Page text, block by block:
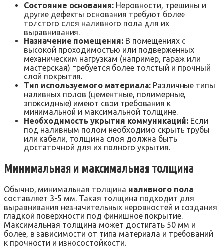
Состояние основания: Неровности, трещины и
другие дефекты основания требуют более
толстого слоя наливного пола для их
выравнивания.
Назначение помещения: В помещениях с
высокой проходимостью или подверженных
механическим нагрузкам (например, гараж или
мастерская) требуется более толстый и прочный
слой покрытия.
Тип используемого материала: Различные типы
наливных полов (цементные, полимерные,
эпоксидные) имеют свои требования к
минимальной и максимальной толщине.
Необходимость укрытия коммуникаций: Если
под наливным полом необходимо скрыть трубы
или кабели, толщина слоя должна быть
достаточной для их полного укрытия.
Минимальная и максимальная толщина
Обычно, минимальная толщина наливного пола
составляет 3-5 мм. Такая толщина подходит для
выравнивания незначительных неровностей и создания
гладкой поверхности под финишное покрытие.
Максимальная толщина может достигать 50 мм и
более, в зависимости от типа материала и требований
к прочности и износостойкости.